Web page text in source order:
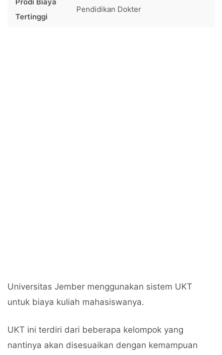
Tertinggi
Pendidikan Dokter
Universitas Jember menggunakan sistem UKT
untuk biaya kuliah mahasiswanya.
UKT ini terdiri dari beberapa kelompok yang
nantinya akan disesuaikan dengan kemampuan